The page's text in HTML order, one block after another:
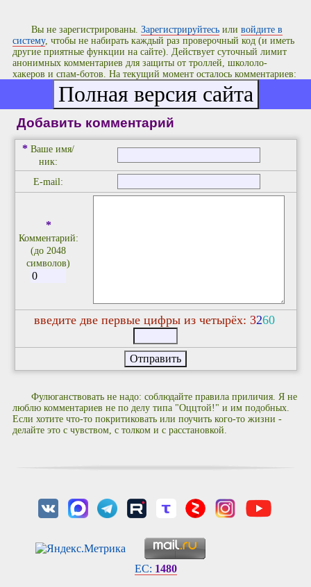
Вы не зарегистрированы.Зарегистрируйтесь иливойдите в
систему, чтобы не набирать каждый раз проверочный код (и иметь
другие приятные функции на сайте). Действует суточный лимит
анонимных комментариев для защиты от троллей, школоло-
хакеров и спам-ботов. На текущий момент осталось комментариев:
Добавить комментарий
* Ваше имя/
ник:
E-mail:
*
Комментарий:
(до 2048
символов)
введите две первые цифры из четырёх: 3260
Фулюганствовать не надо: соблюдайте правила приличия. Я не
люблю комментариев не по делу типа "Оццтой!" и им подобных.
Если хотите что-то покритиковать или поучить кого-то жизни -
делайте это с чувством, с толком и с расстановкой.
EC: 1480